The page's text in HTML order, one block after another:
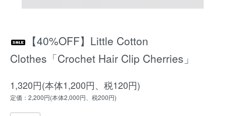
【40%OFF】Little Cotton
Clothes「Crochet Hair Clip Cherries」
1,320円(本体1,200円、税120円)
定価：2,200円(本体2,000円、税200円)